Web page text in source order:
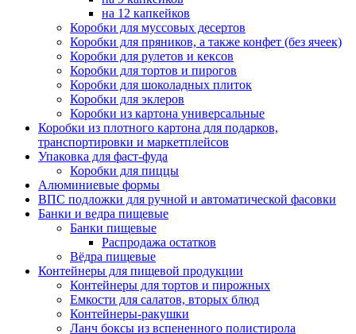
на 12 капкейков
Коробки для муссовых десертов
Коробки для пряников, а также конфет (без ячеек)
Коробки для рулетов и кексов
Коробки для тортов и пирогов
Коробки для шоколадных плиток
Коробки для эклеров
Коробки из картона универсальные
Коробки из плотного картона для подарков,
транспортировки и маркетплейсов
Упаковка для фаст-фуда
Коробки для пиццы
Алюминиевые формы
ВПС подложки для ручной и автоматической фасовки
Банки и ведра пищевые
Банки пищевые
Распродажа остатков
Вёдра пищевые
Контейнеры для пищевой продукции
Контейнеры для тортов и пирожных
Емкости для салатов, вторых блюд
Контейнеры-ракушки
Ланч боксы из вспененного полистирола